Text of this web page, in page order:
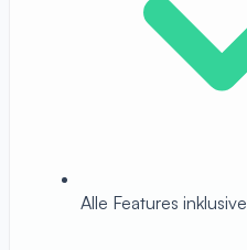
Alle Features inklusive